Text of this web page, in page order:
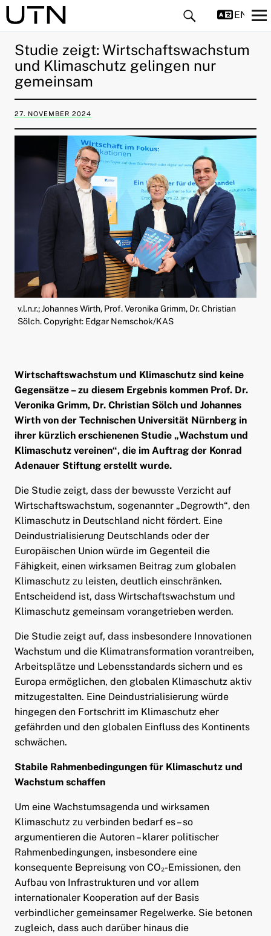
Menü aufklappen
Menü aufklappen
Menü aufklappen
Menü aufklappen
Menü aufklappen
Menü aufklappen
Studie zeigt: Wirtschaftswachstum
und Klimaschutz gelingen nur
gemeinsam
27. NOVEMBER 2024
v.l.n.r.; Johannes Wirth, Prof. Veronika Grimm, Dr. Christian
Sölch. Copyright: Edgar Nemschok/KAS
Wirtschaftswachstum und Klimaschutz sind keine
Gegensätze – zu diesem Ergebnis kommen Prof. Dr.
Veronika Grimm, Dr. Christian Sölch und Johannes
Wirth von der Technischen Universität Nürnberg in
ihrer kürzlich erschienenen Studie „Wachstum und
Klimaschutz vereinen“, die im Auftrag der Konrad
Adenauer Stiftung erstellt wurde.
Die Studie zeigt, dass der bewusste Verzicht auf
Wirtschaftswachstum, sogenannter „Degrowth“, den
Klimaschutz in Deutschland nicht fördert. Eine
Deindustrialisierung Deutschlands oder der
Europäischen Union würde im Gegenteil die
Fähigkeit, einen wirksamen Beitrag zum globalen
Klimaschutz zu leisten, deutlich einschränken.
Entscheidend ist, dass Wirtschaftswachstum und
Klimaschutz gemeinsam vorangetrieben werden.
Die Studie zeigt auf, dass insbesondere Innovationen
Wachstum und die Klimatransformation vorantreiben,
Arbeitsplätze und Lebensstandards sichern und es
Europa ermöglichen, den globalen Klimaschutz aktiv
mitzugestalten. Eine Deindustrialisierung würde
hingegen den Fortschritt im Klimaschutz eher
gefährden und den globalen Einfluss des Kontinents
schwächen.
Stabile Rahmenbedingungen für Klimaschutz und
Wachstum schaffen
Um eine Wachstumsagenda und wirksamen
Klimaschutz zu verbinden bedarf es – so
argumentieren die Autoren – klarer politischer
Rahmenbedingungen, insbesondere eine
konsequente Bepreisung von CO₂-Emissionen, den
Aufbau von Infrastrukturen und vor allem
internationaler Kooperation auf der Basis
verbindlicher gemeinsamer Regelwerke. Sie betonen
zugleich, dass auch darüber hinaus die